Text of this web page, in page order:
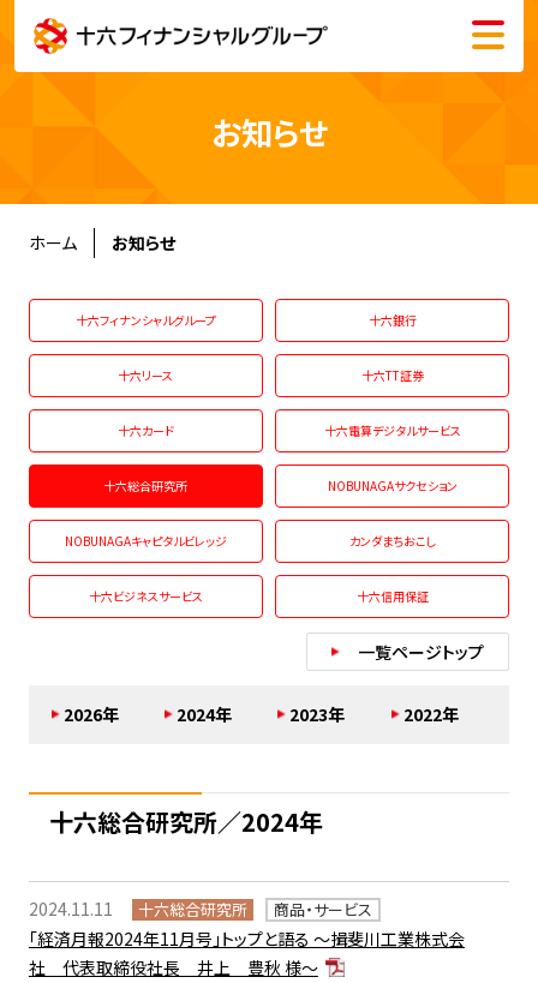
メニュー
会社情報
サステナビリティ
採用情報
English
お知らせ
ホーム お知らせ
十六フィナンシャルグループ 十六銀行
十六リース 十六TT証券
十六カード 十六電算デジタルサービス
十六総合研究所 NOBUNAGAサクセション
NOBUNAGAキャピタルビレッジ カンダまちおこし
十六ビジネスサービス 十六信用保証
一覧ページトップ
2026年 2024年 2023年 2022年
十六総合研究所／2024年
2024.11.11 十六総合研究所 商品・サービス
「経済月報2024年11月号」トップと語る ～揖斐川工業株式会
社 代表取締役社長 井上 豊秋 様～